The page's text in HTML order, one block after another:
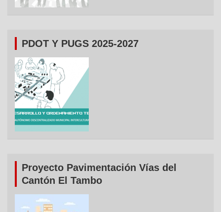
PDOT Y PUGS 2025-2027
Proyecto Pavimentación Vías del
Cantón El Tambo